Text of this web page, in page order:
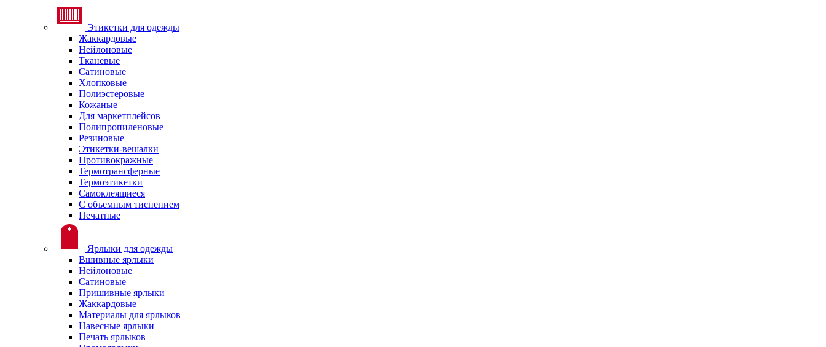
Этикетки для одежды
Жаккардовые
Нейлоновые
Тканевые
Сатиновые
Хлопковые
Полиэстеровые
Кожаные
Для маркетплейсов
Полипропиленовые
Резиновые
Этикетки-вешалки
Противокражные
Термотрансферные
Термоэтикетки
Самоклеящиеся
С объемным тиснением
Печатные
Ярлыки для одежды
Вшивные ярлыки
Нейлоновые
Сатиновые
Пришивные ярлыки
Жаккардовые
Материалы для ярлыков
Навесные ярлыки
Печать ярлыков